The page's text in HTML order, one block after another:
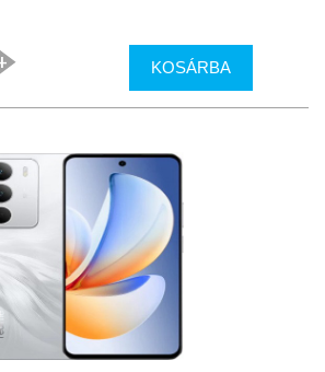
KOSÁRBA